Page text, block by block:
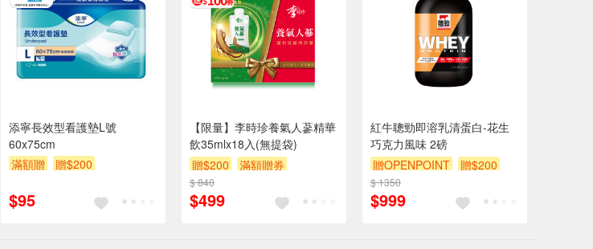
添寧長效型看護墊L號
60x75cm
滿額贈
贈$200
$95
【限量】李時珍養氣人蔘精華
飲35mlx18入(無提袋)
贈$200
滿額贈券
$ 840
$499
紅牛聰勁即溶乳清蛋白-花生
巧克力風味 2磅
贈OPENPOINT
贈$200
$ 1350
$999